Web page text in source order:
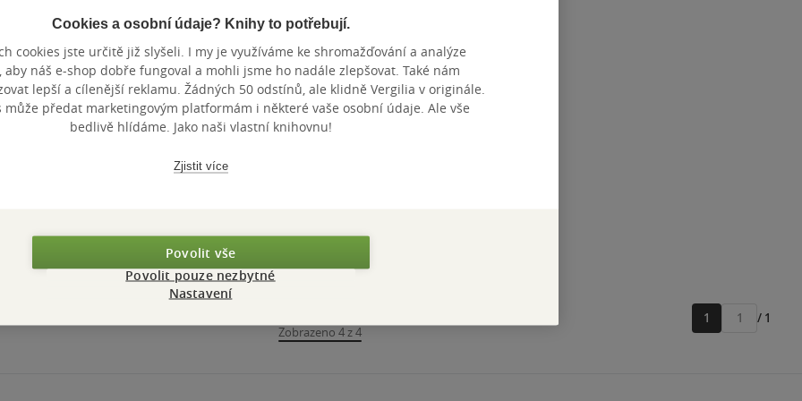
Zobrazeno 4 z 4
1
Přejít
/ 1
Cookies a osobní údaje? Knihy to potřebují.
cookies jste určitě již slyšeli. I my je využíváme ke shromažďování a analýze
aby náš e-shop dobře fungoval a mohli jsme ho nadále zlepšovat. Také nám
lepší a cílenější reklamu. Žádných 50 odstínů, ale klidně Vergilia v originále.
může předat marketingovým platformám i některé vaše osobní údaje. Ale vše
bedlivě hlídáme. Jako naši vlastní knihovnu!
Zjistit více
Povolit vše
Povolit pouze nezbytné
Nastavení